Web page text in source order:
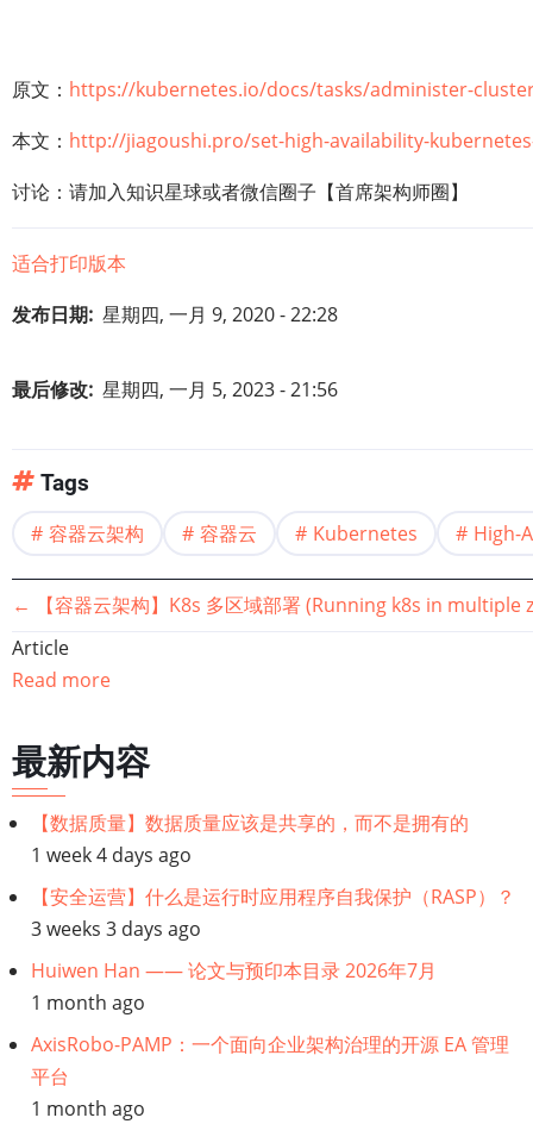
原文： https://kubernetes.io/docs/tasks/administer-
本文： http://jiagoushi.pro/set-high-availability-
讨论：请加入知识星球或者微信圈子【首席架构师圈】
适合打印版本
发布日期 星期四, 一月 9, 2020 - 22:28
最后修改 星期四, 一月 5, 2023 - 21:56
Tags
容器云架构 容器云 Kubernetes High-
书
籍
历
链
接：
【容
器
云
架
←
【容器云架构】K8s 多区域部署 (Running k8s in multiple
Article
Read more
最新内容
【数据质量】数据质量应该是共享的，而不是拥有的
1 week 4 days ago
【安全运营】什么是运行时应用程序自我保护（RASP）？
3 weeks 3 days ago
Huiwen Han —— 论文与预印本目录 2026年7月
1 month ago
AxisRobo-PAMP：一个面向企业架构治理的开源 EA 管理
平台
1 month ago